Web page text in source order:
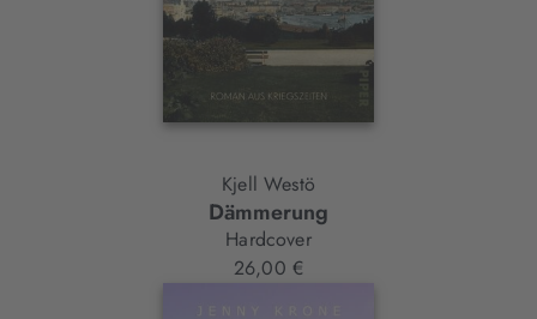
Kjell Westö
Dämmerung
Hardcover
26,00 €